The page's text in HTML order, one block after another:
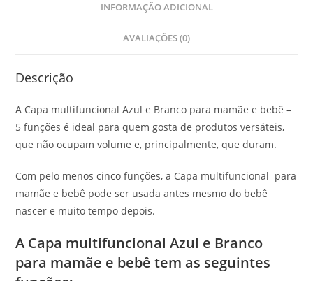
INFORMAÇÃO ADICIONAL
AVALIAÇÕES (0)
Descrição
A Capa multifuncional Azul e Branco para mamãe e bebê –
5 funções é ideal para quem gosta de produtos versáteis,
que não ocupam volume e, principalmente, que duram.
Com pelo menos cinco funções, a Capa multifuncional para
mamãe e bebê pode ser usada antes mesmo do bebê
nascer e muito tempo depois.
A Capa multifuncional Azul e Branco
para mamãe e bebê tem as seguintes